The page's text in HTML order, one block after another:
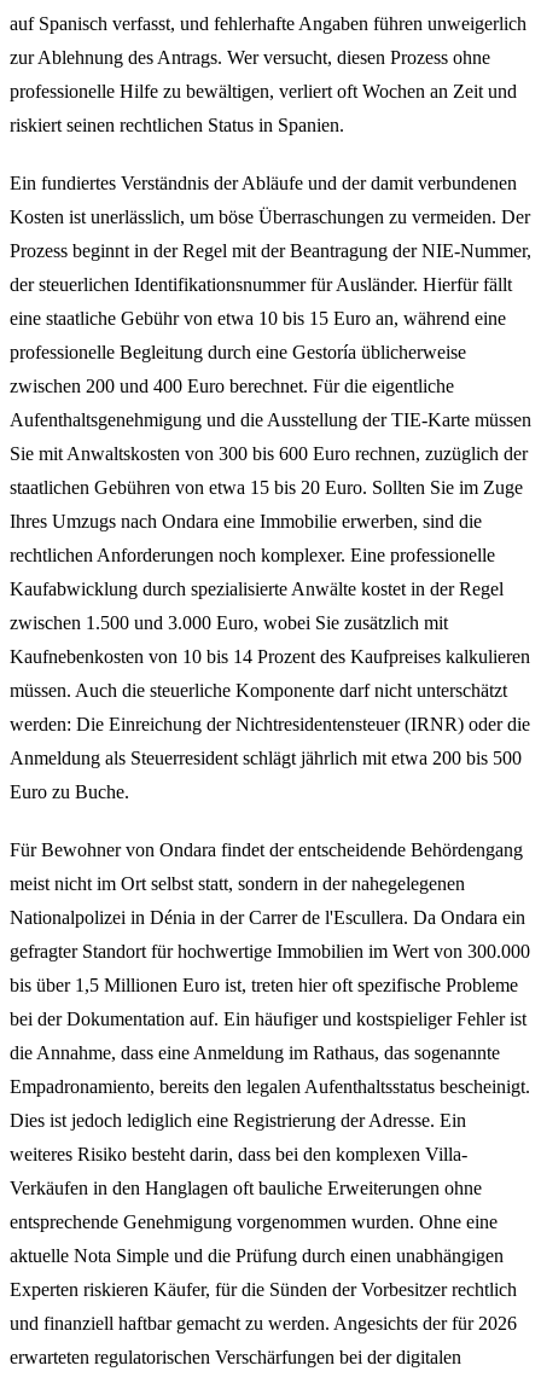
auf Spanisch verfasst, und fehlerhafte Angaben führen unweigerlich
zur Ablehnung des Antrags. Wer versucht, diesen Prozess ohne
professionelle Hilfe zu bewältigen, verliert oft Wochen an Zeit und
riskiert seinen rechtlichen Status in Spanien.
Ein fundiertes Verständnis der Abläufe und der damit verbundenen
Kosten ist unerlässlich, um böse Überraschungen zu vermeiden. Der
Prozess beginnt in der Regel mit der Beantragung der NIE-Nummer,
der steuerlichen Identifikationsnummer für Ausländer. Hierfür fällt
eine staatliche Gebühr von etwa 10 bis 15 Euro an, während eine
professionelle Begleitung durch eine Gestoría üblicherweise
zwischen 200 und 400 Euro berechnet. Für die eigentliche
Aufenthaltsgenehmigung und die Ausstellung der TIE-Karte müssen
Sie mit Anwaltskosten von 300 bis 600 Euro rechnen, zuzüglich der
staatlichen Gebühren von etwa 15 bis 20 Euro. Sollten Sie im Zuge
Ihres Umzugs nach Ondara eine Immobilie erwerben, sind die
rechtlichen Anforderungen noch komplexer. Eine professionelle
Kaufabwicklung durch spezialisierte Anwälte kostet in der Regel
zwischen 1.500 und 3.000 Euro, wobei Sie zusätzlich mit
Kaufnebenkosten von 10 bis 14 Prozent des Kaufpreises kalkulieren
müssen. Auch die steuerliche Komponente darf nicht unterschätzt
werden: Die Einreichung der Nichtresidentensteuer (IRNR) oder die
Anmeldung als Steuerresident schlägt jährlich mit etwa 200 bis 500
Euro zu Buche.
Für Bewohner von Ondara findet der entscheidende Behördengang
meist nicht im Ort selbst statt, sondern in der nahegelegenen
Nationalpolizei in Dénia in der Carrer de l'Escullera. Da Ondara ein
gefragter Standort für hochwertige Immobilien im Wert von 300.000
bis über 1,5 Millionen Euro ist, treten hier oft spezifische Probleme
bei der Dokumentation auf. Ein häufiger und kostspieliger Fehler ist
die Annahme, dass eine Anmeldung im Rathaus, das sogenannte
Empadronamiento, bereits den legalen Aufenthaltsstatus bescheinigt.
Dies ist jedoch lediglich eine Registrierung der Adresse. Ein
weiteres Risiko besteht darin, dass bei den komplexen Villa-
Verkäufen in den Hanglagen oft bauliche Erweiterungen ohne
entsprechende Genehmigung vorgenommen wurden. Ohne eine
aktuelle Nota Simple und die Prüfung durch einen unabhängigen
Experten riskieren Käufer, für die Sünden der Vorbesitzer rechtlich
und finanziell haftbar gemacht zu werden. Angesichts der für 2026
erwarteten regulatorischen Verschärfungen bei der digitalen